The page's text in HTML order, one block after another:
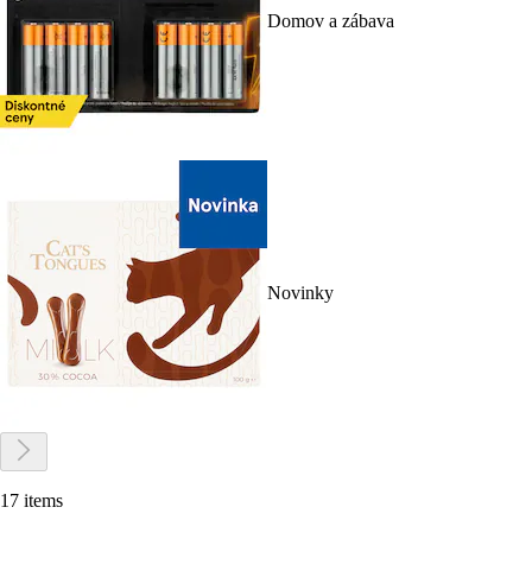
Domov a zábava
Novinky
17 items